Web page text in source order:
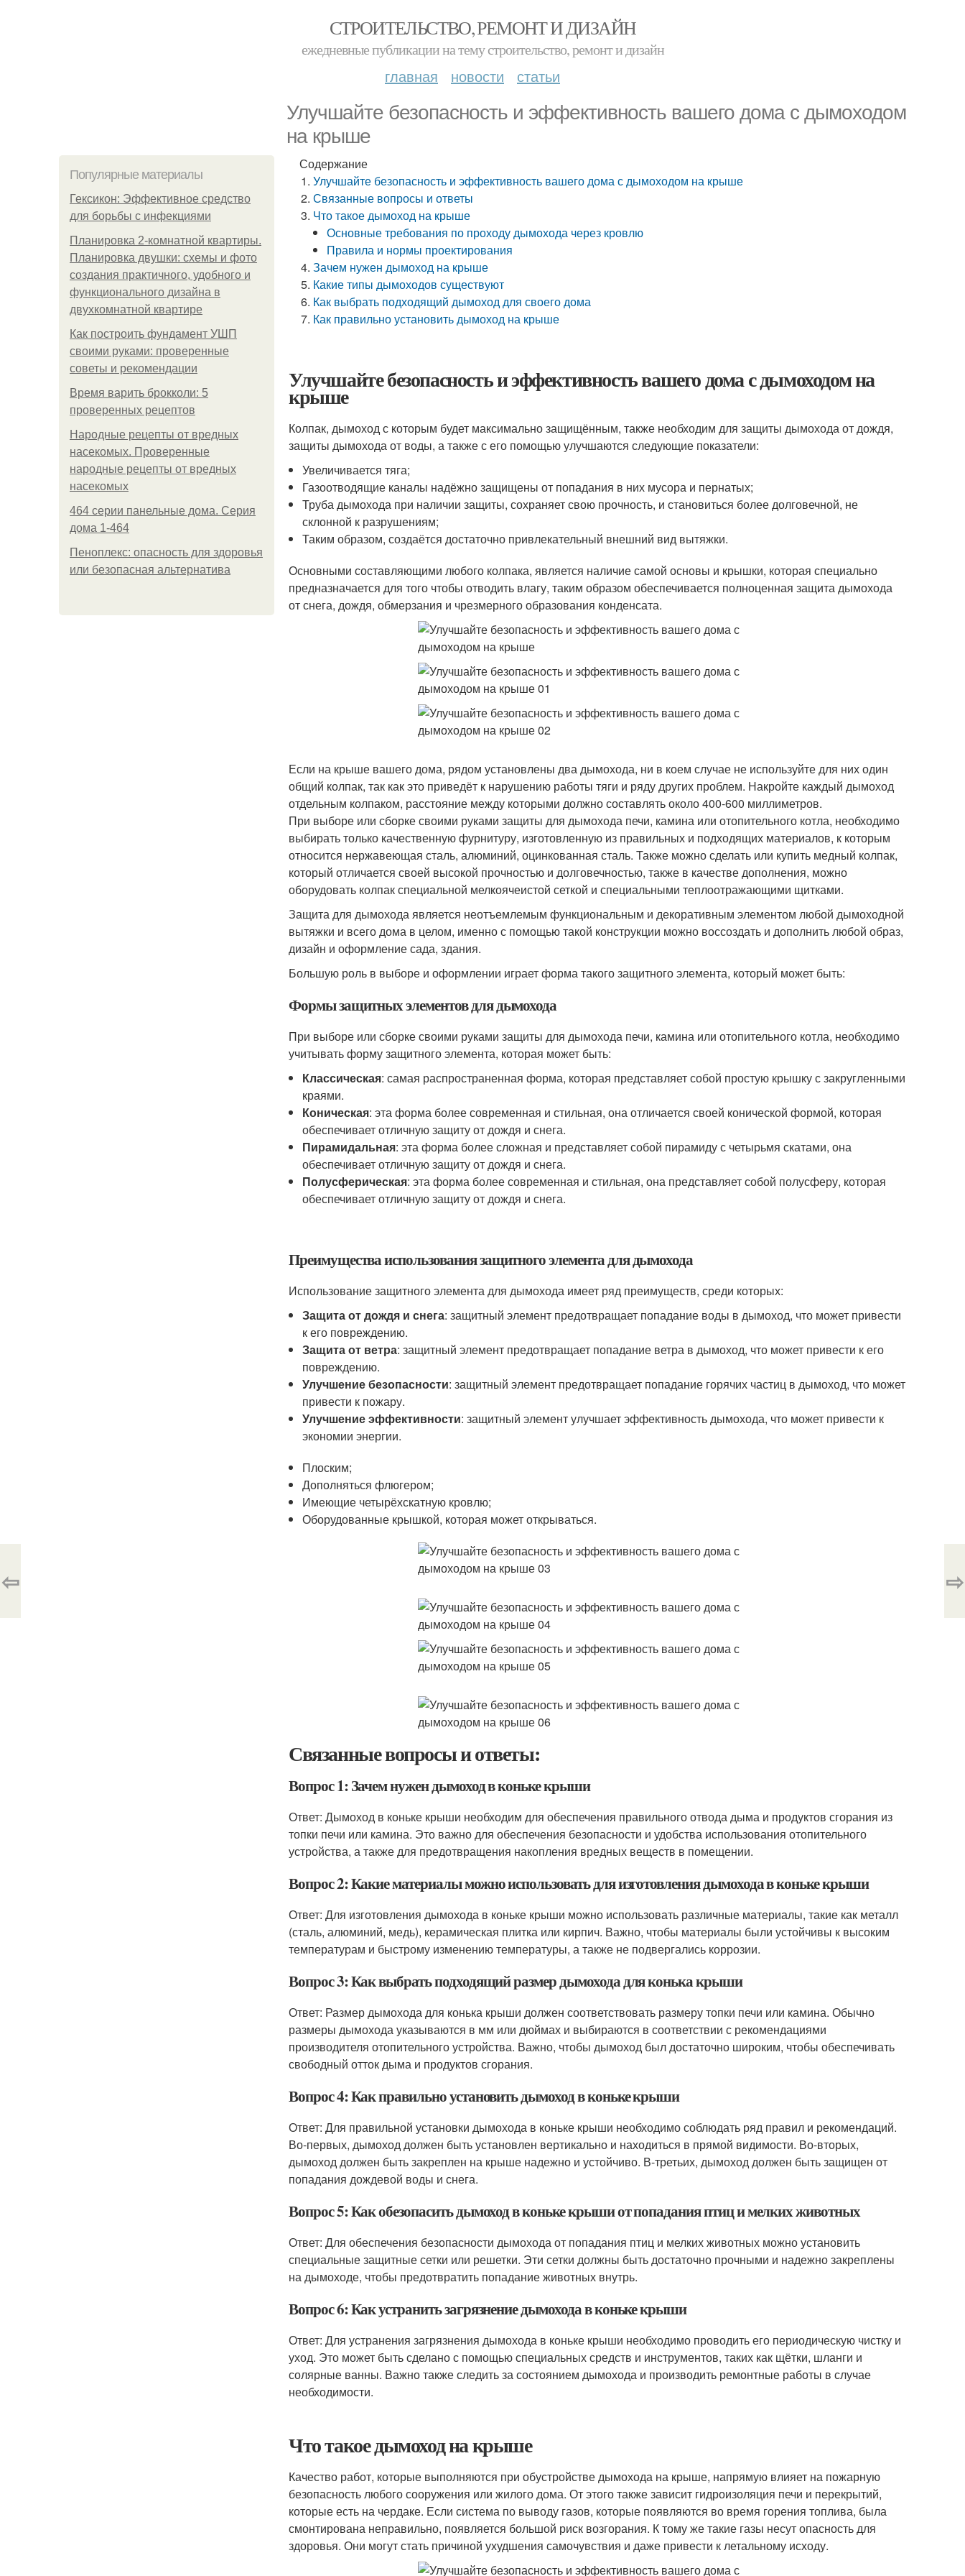
СТРОИТЕЛЬСТВО, РЕМОНТ И ДИЗАЙН
ежедневные публикации на тему строительство, ремонт и дизайн
главная новости статьи
Улучшайте безопасность и эффективность вашего дома с дымоходом
на крыше
Популярные материалы
Гексикон: Эффективное средство
для борьбы с инфекциями
Планировка 2-комнатной квартиры.
Планировка двушки: схемы и фото
создания практичного, удобного и
функционального дизайна в
двухкомнатной квартире
Как построить фундамент УШП
своими руками: проверенные
советы и рекомендации
Время варить брокколи: 5
проверенных рецептов
Народные рецепты от вредных
насекомых. Проверенные
народные рецепты от вредных
насекомых
464 серии панельные дома. Серия
дома 1-464
Пеноплекс: опасность для здоровья
или безопасная альтернатива
Содержание
Улучшайте безопасность и эффективность вашего дома с дымоходом на крыше
Связанные вопросы и ответы
Что такое дымоход на крыше
Основные требования по проходу дымохода через кровлю
Правила и нормы проектирования
Зачем нужен дымоход на крыше
Какие типы дымоходов существуют
Как выбрать подходящий дымоход для своего дома
Как правильно установить дымоход на крыше
Улучшайте безопасность и эффективность вашего дома с дымоходом на
крыше
Колпак, дымоход с которым будет максимально защищённым, также необходим для защиты дымохода от дождя,
защиты дымохода от воды, а также с его помощью улучшаются следующие показатели:
Увеличивается тяга;
Газоотводящие каналы надёжно защищены от попадания в них мусора и пернатых;
Труба дымохода при наличии защиты, сохраняет свою прочность, и становиться более долговечной, не
склонной к разрушениям;
Таким образом, создаётся достаточно привлекательный внешний вид вытяжки.
Основными составляющими любого колпака, является наличие самой основы и крышки, которая специально
предназначается для того чтобы отводить влагу, таким образом обеспечивается полноценная защита дымохода
от снега, дождя, обмерзания и чрезмерного образования конденсата.
Если на крыше вашего дома, рядом установлены два дымохода, ни в коем случае не используйте для них один
общий колпак, так как это приведёт к нарушению работы тяги и ряду других проблем. Накройте каждый дымоход
отдельным колпаком, расстояние между которыми должно составлять около 400-600 миллиметров.
При выборе или сборке своими руками защиты для дымохода печи, камина или отопительного котла, необходимо
выбирать только качественную фурнитуру, изготовленную из правильных и подходящих материалов, к которым
относится нержавеющая сталь, алюминий, оцинкованная сталь. Также можно сделать или купить медный колпак,
который отличается своей высокой прочностью и долговечностью, также в качестве дополнения, можно
оборудовать колпак специальной мелкоячеистой сеткой и специальными теплоотражающими щитками.
Защита для дымохода является неотъемлемым функциональным и декоративным элементом любой дымоходной
вытяжки и всего дома в целом, именно с помощью такой конструкции можно воссоздать и дополнить любой образ,
дизайн и оформление сада, здания.
Большую роль в выборе и оформлении играет форма такого защитного элемента, который может быть:
Формы защитных элементов для дымохода
При выборе или сборке своими руками защиты для дымохода печи, камина или отопительного котла, необходимо
учитывать форму защитного элемента, которая может быть:
Классическая: самая распространенная форма, которая представляет собой простую крышку с закругленными
краями.
Коническая: эта форма более современная и стильная, она отличается своей конической формой, которая
обеспечивает отличную защиту от дождя и снега.
Пирамидальная: эта форма более сложная и представляет собой пирамиду с четырьмя скатами, она
обеспечивает отличную защиту от дождя и снега.
Полусферическая: эта форма более современная и стильная, она представляет собой полусферу, которая
обеспечивает отличную защиту от дождя и снега.
Преимущества использования защитного элемента для дымохода
Использование защитного элемента для дымохода имеет ряд преимуществ, среди которых:
Защита от дождя и снега: защитный элемент предотвращает попадание воды в дымоход, что может привести
к его повреждению.
Защита от ветра: защитный элемент предотвращает попадание ветра в дымоход, что может привести к его
повреждению.
Улучшение безопасности: защитный элемент предотвращает попадание горячих частиц в дымоход, что может
привести к пожару.
Улучшение эффективности: защитный элемент улучшает эффективность дымохода, что может привести к
экономии энергии.
Плоским;
Дополняться флюгером;
Имеющие четырёхскатную кровлю;
Оборудованные крышкой, которая может открываться.
Связанные вопросы и ответы:
Вопрос 1: Зачем нужен дымоход в коньке крыши
Ответ: Дымоход в коньке крыши необходим для обеспечения правильного отвода дыма и продуктов сгорания из
топки печи или камина. Это важно для обеспечения безопасности и удобства использования отопительного
устройства, а также для предотвращения накопления вредных веществ в помещении.
Вопрос 2: Какие материалы можно использовать для изготовления дымохода в коньке крыши
Ответ: Для изготовления дымохода в коньке крыши можно использовать различные материалы, такие как металл
(сталь, алюминий, медь), керамическая плитка или кирпич. Важно, чтобы материалы были устойчивы к высоким
температурам и быстрому изменению температуры, а также не подвергались коррозии.
Вопрос 3: Как выбрать подходящий размер дымохода для конька крыши
Ответ: Размер дымохода для конька крыши должен соответствовать размеру топки печи или камина. Обычно
размеры дымохода указываются в мм или дюймах и выбираются в соответствии с рекомендациями
производителя отопительного устройства. Важно, чтобы дымоход был достаточно широким, чтобы обеспечивать
свободный отток дыма и продуктов сгорания.
Вопрос 4: Как правильно установить дымоход в коньке крыши
Ответ: Для правильной установки дымохода в коньке крыши необходимо соблюдать ряд правил и рекомендаций.
Во-первых, дымоход должен быть установлен вертикально и находиться в прямой видимости. Во-вторых,
дымоход должен быть закреплен на крыше надежно и устойчиво. В-третьих, дымоход должен быть защищен от
попадания дождевой воды и снега.
Вопрос 5: Как обезопасить дымоход в коньке крыши от попадания птиц и мелких животных
Ответ: Для обеспечения безопасности дымохода от попадания птиц и мелких животных можно установить
специальные защитные сетки или решетки. Эти сетки должны быть достаточно прочными и надежно закреплены
на дымоходе, чтобы предотвратить попадание животных внутрь.
Вопрос 6: Как устранить загрязнение дымохода в коньке крыши
Ответ: Для устранения загрязнения дымохода в коньке крыши необходимо проводить его периодическую чистку и
уход. Это может быть сделано с помощью специальных средств и инструментов, таких как щётки, шланги и
солярные ванны. Важно также следить за состоянием дымохода и производить ремонтные работы в случае
необходимости.
Что такое дымоход на крыше
Качество работ, которые выполняются при обустройстве дымохода на крыше, напрямую влияет на пожарную
безопасность любого сооружения или жилого дома. От этого также зависит гидроизоляция печи и перекрытий,
которые есть на чердаке. Если система по выводу газов, которые появляются во время горения топлива, была
смонтирована неправильно, появляется большой риск возгорания. К тому же такие газы несут опасность для
здоровья. Они могут стать причиной ухудшения самочувствия и даже привести к летальному исходу.
⇦ ⇨